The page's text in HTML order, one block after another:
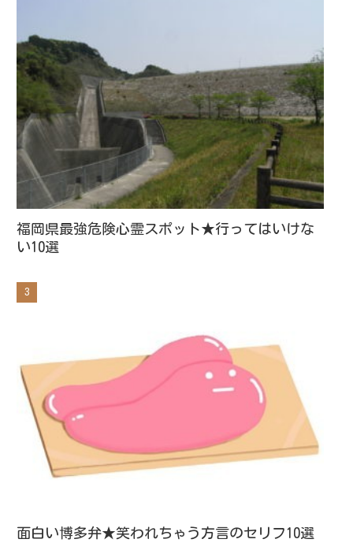
福岡県最強危険心霊スポット★行ってはいけな
い10選
面白い博多弁★笑われちゃう方言のセリフ10選